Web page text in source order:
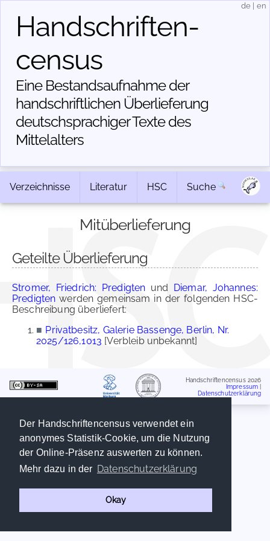
Der Handschriftencensus verwendet ein
anonymes Statistik-Cookie, um die Nutzung
der Online-Präsenz auswerten zu können.
Mehr dazu in der Datenschutzerklärung
Okay
Handschriften­
census
Eine Bestandsaufnahme der
handschriftlichen Über­lieferung
deutschsprachiger Texte des
Mittelalters
de en
Verzeichnisse Literatur HSC Suche
Mitüberlieferung
Geteilte Überlieferung
Stromer, Friedrich: Predigten und Diemar, Johannes:
Predigten werden gemeinsam in der folgenden HSC-
Beschreibung überliefert:
■ Privatbesitz, Galerie Bassenge, Berlin, Nr.
2025/126,1013 [Verbleib unbekannt]
Handschriftencensus 2026
Impressum
Datenschutzerklärung